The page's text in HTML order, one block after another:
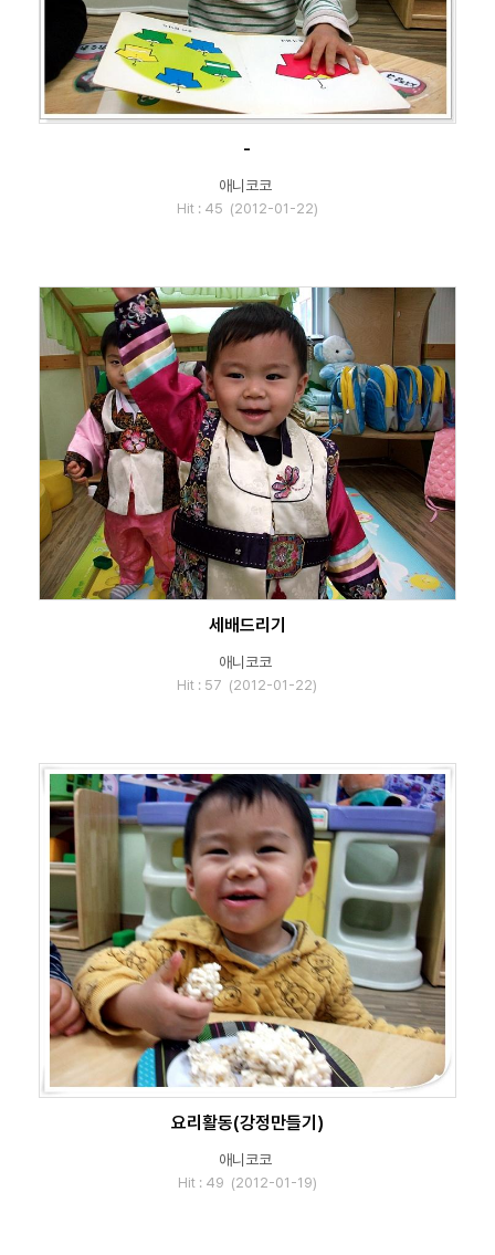
-
애니코코
Hit : 45 (2012-01-22)
세배드리기
애니코코
Hit : 57 (2012-01-22)
요리활동(강정만들기)
애니코코
Hit : 49 (2012-01-19)